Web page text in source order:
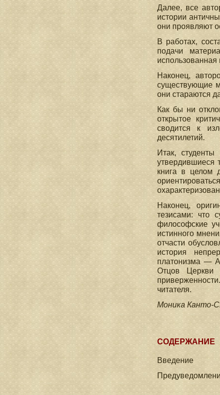
Далее, все
истории
они проявляют
В работах,
подачи
использованная
Наконец,
существующие
они стараются
Как бы ни
открытое
сводится к
десятилетий.
Итак,
утвердившиеся
книга в целом
Наконец,
тезисами: что
философские
истинного
отчасти
история
платонизма —
Отцов Церкви
читателя.
Моника Канто-
СОДЕРЖАНИЕ
Введение